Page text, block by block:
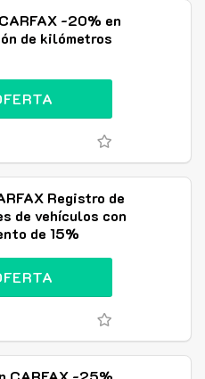
-20% en
de kilómetros
Registro de
de vehículos con
de 15%